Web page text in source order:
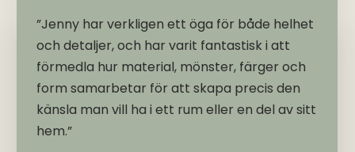
”Jenny har verkligen ett öga för både helhet
och detaljer, och har varit fantastisk i att
förmedla hur material, mönster, färger och
form samarbetar för att skapa precis den
känsla man vill ha i ett rum eller en del av sitt
hem.”